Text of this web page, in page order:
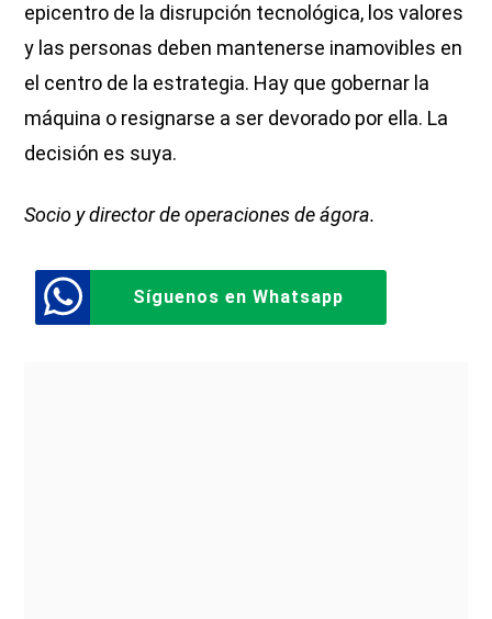
epicentro de la disrupción tecnológica, los valores
y las personas deben mantenerse inamovibles en
el centro de la estrategia. Hay que gobernar la
máquina o resignarse a ser devorado por ella. La
decisión es suya.
Socio y director de operaciones de ágora.
Síguenos en Whatsapp